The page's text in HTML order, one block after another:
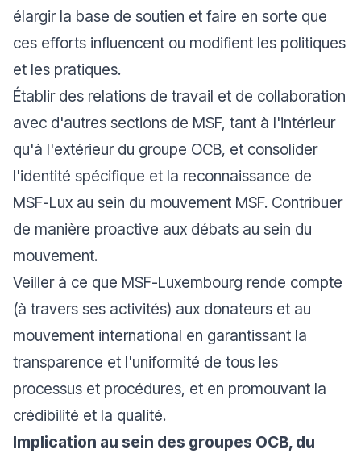
élargir la base de soutien et faire en sorte que
ces efforts influencent ou modifient les politiques
et les pratiques.
Établir des relations de travail et de collaboration
avec d'autres sections de MSF, tant à l'intérieur
qu'à l'extérieur du groupe OCB, et consolider
l'identité spécifique et la reconnaissance de
MSF-Lux au sein du mouvement MSF. Contribuer
de manière proactive aux débats au sein du
mouvement.
Veiller à ce que MSF-Luxembourg rende compte
(à travers ses activités) aux donateurs et au
mouvement international en garantissant la
transparence et l'uniformité de tous les
processus et procédures, et en promouvant la
crédibilité et la qualité.
Implication au sein des groupes OCB, du